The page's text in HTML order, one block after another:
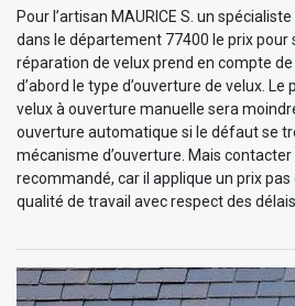
Pour l’artisan MAURICE S. un
dans le département 77400 le prix pour
réparation de velux prend en compte
d’abord le type d’ouverture de velux. Le
velux à ouverture manuelle sera
ouverture automatique si le défaut se
mécanisme d’ouverture. Mais
recommandé, car il applique un prix
qualité de travail avec respect des